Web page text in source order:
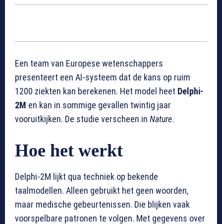
Een team van Europese wetenschappers
presenteert een AI-systeem dat de kans op ruim
1200 ziekten kan berekenen. Het model heet Delphi-
2M en kan in sommige gevallen twintig jaar
vooruitkijken. De studie verscheen in Nature.
Hoe het werkt
Delphi-2M lijkt qua techniek op bekende
taalmodellen. Alleen gebruikt het geen woorden,
maar medische gebeurtenissen. Die blijken vaak
voorspelbare patronen te volgen. Met gegevens over